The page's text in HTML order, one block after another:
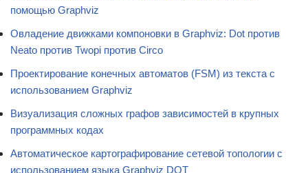
помощью Graphviz
Овладение движками компоновки в Graphviz: Dot против
Neato против Twopi против Circo
Проектирование конечных автоматов (FSM) из текста с
использованием Graphviz
Визуализация сложных графов зависимостей в крупных
программных кодах
Автоматическое картографирование сетевой топологии с
использованием языка Graphviz DOT